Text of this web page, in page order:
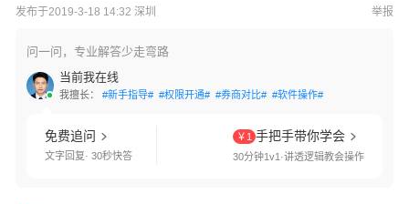
发布于2019-3-18 14:32 深圳 举报
问一问，专业解答少走弯路
当前我在线
我擅长： #新手指导# #权限开通# #券商对比# #软件操作#
免费追问
文字回复· 30秒快答
￥1 手把手带你学会
30分钟1v1·讲透逻辑教会操作